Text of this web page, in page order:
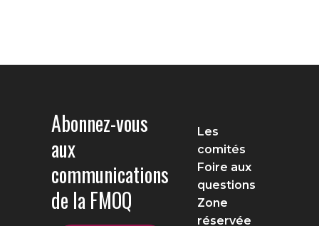
Abonnez-vous
aux
communications
de la FMOQ
Les
comités
Foire aux
questions
Zone
réservée